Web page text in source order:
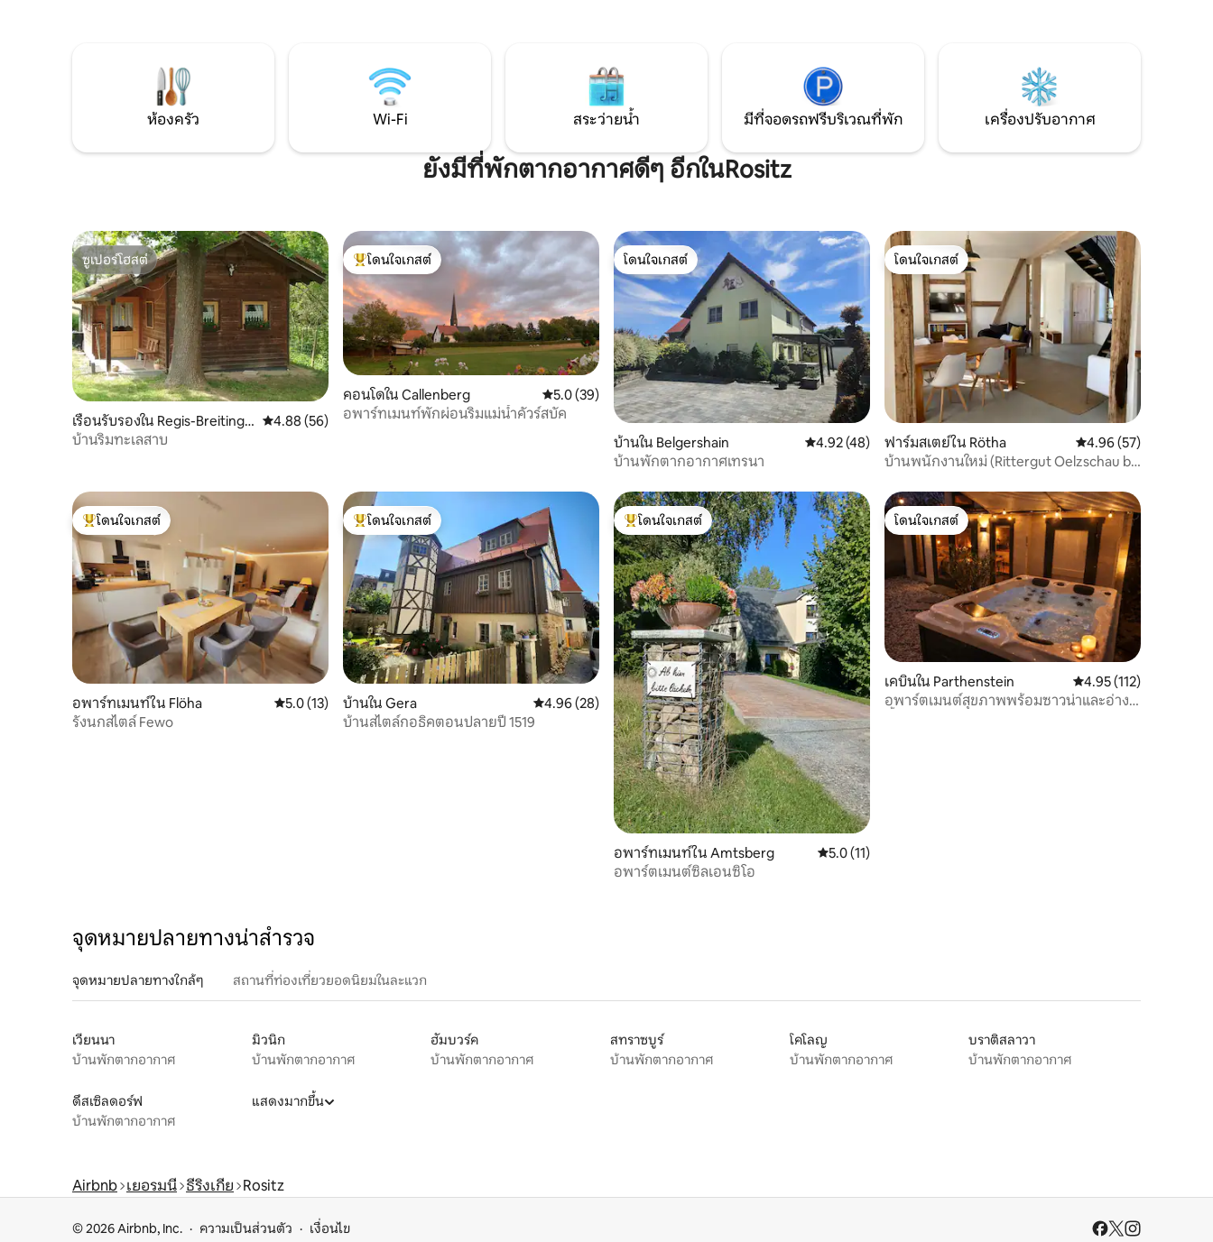
สะอาด/ที่จอดรถในที่จอดรถใต้ดินของ
โรงแรมเองได้/ผ้าขนหนูและผ้าปูที่นอนรวม
ที่พักได้ฟรีหน้าประตูทางเข้าเลย
ห้องครัว Wi-Fi สระว่ายน้ำ มีที่จอดรถฟรีบริเวณที่พัก เครื่องปรับอากาศ
ยังมีที่พักตากอากาศดีๆ อีกในRositz
ซูเปอร์โฮสต์
ซูเปอร์โฮสต์
เรือนรับรองใน Regis-Breitinge
n
คะแนนเฉลี่ย 4.88 จาก 5, 56 รีวิว
4.88 (56)
บ้านริมทะเลสาบ
โดนใจเกสต์ที่สุด
โดนใจเกสต์
คอนโดใน Callenberg คะแนนเฉลี่ย 5.0 จาก 5, 39 รีวิว
5.0 (39)
อพาร์ทเมนท์พักผ่อนริมแม่น้ำคัวร์สบัค
โดนใจเกสต์
โดนใจเกสต์
บ้านใน Belgershain คะแนนเฉลี่ย 4.92 จาก 5, 48 รีวิว
4.92 (48)
บ้านพักตากอากาศเทรนา
โดนใจเกสต์
โดนใจเกสต์
ฟาร์มสเตย์ใน Rötha คะแนนเฉลี่ย 4.96 จาก
4.96 (57)
บ้านพนักงานใหม่ (Rittergut Oelzschau b.
โดนใจเกสต์ที่สุด
โดนใจเกสต์
อพาร์ทเมนท์ใน Flöha คะแนนเฉลี่ย 5.0 จาก 5, 13 รีวิว
5.0 (13)
รังนกสไตล์ Fewo
โดนใจเกสต์ที่สุด
โดนใจเกสต์
บ้านใน Gera คะแนนเฉลี่ย 4.96 จาก 5, 28 รีวิว
4.96 (28)
บ้านสไตล์กอธิคตอนปลายปี 1519
โดนใจเกสต์ที่สุด
โดนใจเกสต์
อพาร์ทเมนท์ใน Amtsberg คะแนนเฉลี่ย 5.0 จาก 5, 11 รีวิว
5.0 (11)
อพาร์ตเมนต์ซิลเอนซิโอ
โดนใจเกสต์
โดนใจเกสต์
เคบินใน Parthenstein คะแนนเฉลี่ย 4.95 จาก
4.95 (112)
อพาร์ตเมนต์สุขภาพพร้อมซาวน่าและอ่าง
จุดหมายปลายทางน่าสำรวจ
จุดหมายปลายทางใกล้ๆ สถานที่ท่องเที่ยวยอดนิยมในละแวก
เวียนนา
บ้านพักตากอากาศ
มิวนิก
บ้านพักตากอากาศ
ฮัมบวร์ค
บ้านพักตากอากาศ
สทราซบูร์
บ้านพักตากอากาศ
โคโลญ
บ้านพักตากอากาศ
บราติสลาวา
บ้านพักตากอากาศ
ดึสเซิลดอร์ฟ
บ้านพักตากอากาศ
แสดงมากขึ้น
Airbnb เยอรมนี ธีริงเกีย Rositz
© 2026 Airbnb, Inc. ความเป็นส่วนตัว เงื่อนไข